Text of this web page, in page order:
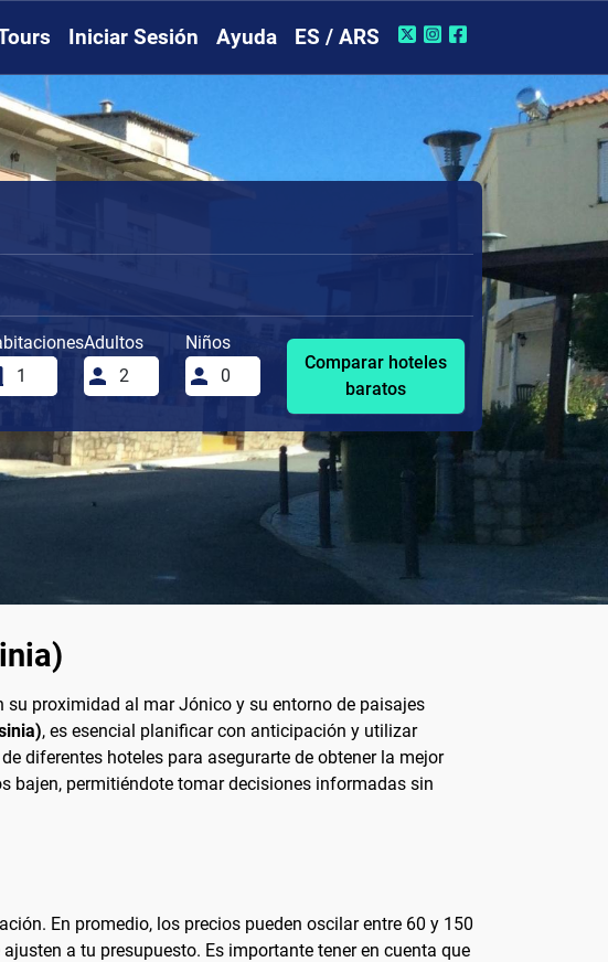
Iniciar Sesión Ayuda ES / ARS
Adultos
Niños
Comparar hoteles
baratos
su proximidad al mar Jónico y su entorno de paisajes
, es esencial planificar con anticipación y utilizar
diferentes hoteles para asegurarte de obtener la mejor
bajen, permitiéndote tomar decisiones informadas sin
En promedio, los precios pueden oscilar entre 60 y 150
a tu presupuesto. Es importante tener en cuenta que